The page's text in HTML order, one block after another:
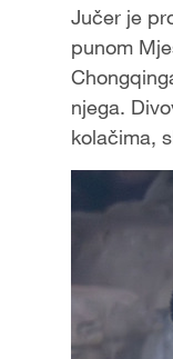
Jučer je
punom
njega.
kolačima,